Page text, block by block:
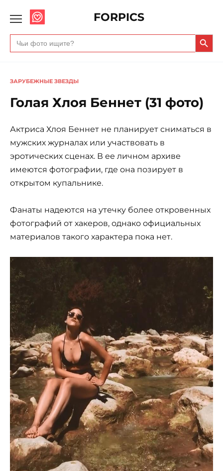
FORPICS
Search
for:
Search Button
ЗАРУБЕЖНЫЕ ЗВЕЗДЫ
Голая Хлоя Беннет (31 фото)
Актриса Хлоя Беннет не планирует сниматься в
мужских журналах или участвовать в
эротических сценах. В ее личном архиве
имеются фотографии, где она позирует в
открытом купальнике.
Фанаты надеются на утечку более откровенных
фотографий от хакеров, однако официальных
материалов такого характера пока нет.